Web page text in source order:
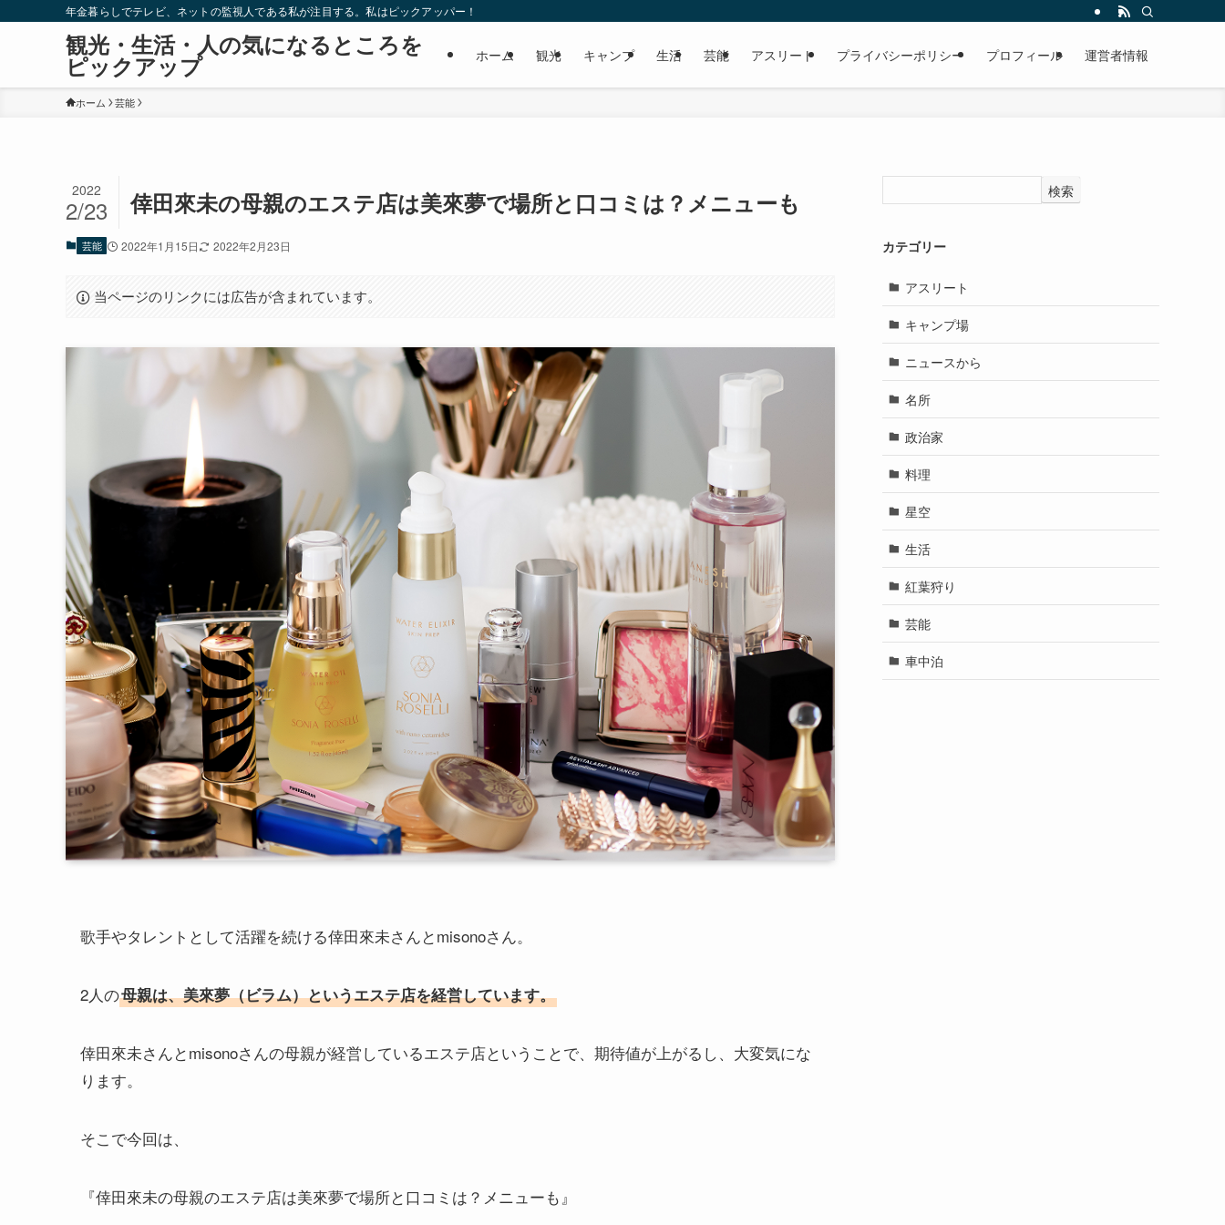
年金暮らしでテレビ、ネットの監視人である私が注目する。私はピックアッパー！
観光・生活・人の気になるところを
ピックアップ ホーム 観光 キャンプ 生活 芸能 アスリート プライバシーポリシー プロフィール 運営者情報
ホーム 芸能
倖田來未の母親のエステ店は美來夢で場所と口コミは？メニューも
2022
2/23
芸能 2022年1月15日 2022年2月23日
当ページのリンクには広告が含まれています。
歌手やタレントとして活躍を続ける倖田來未さんとmisonoさん。
2人の母親は、美來夢（ビラム）というエステ店を経営しています。
倖田來未さんとmisonoさんの母親が経営しているエステ店ということで、期待値が上がるし、大変気にな
ります。
そこで今回は、
『倖田來未の母親のエステ店は美來夢で場所と口コミは？メニューも』
検索
カテゴリー
アスリート
キャンプ場
ニュースから
名所
政治家
料理
星空
生活
紅葉狩り
芸能
車中泊